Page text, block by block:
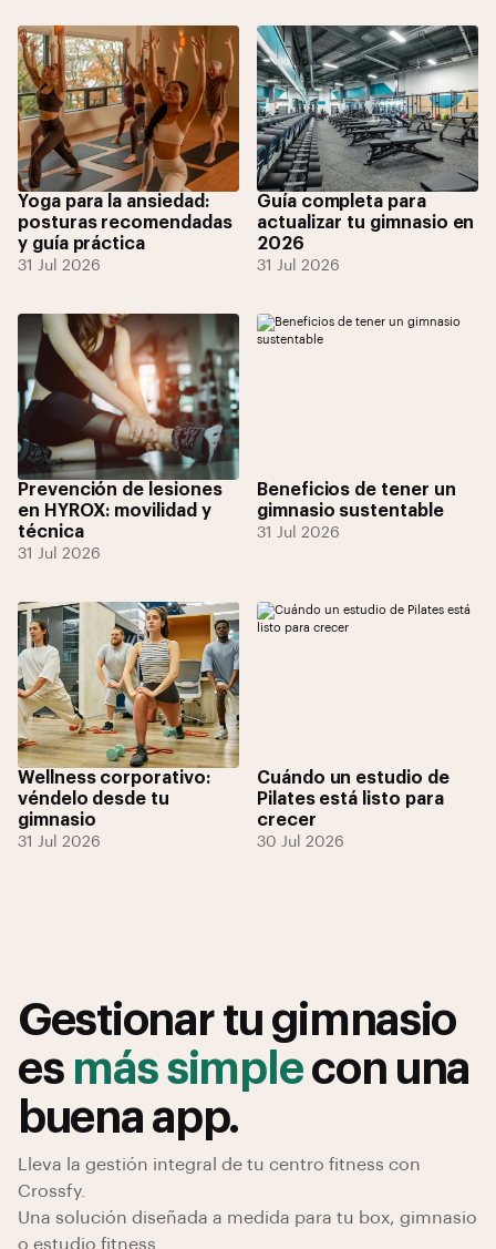
Yoga para la ansiedad:
posturas recomendadas
y guía práctica
31 Jul 2026
Guía completa para
actualizar tu gimnasio en
2026
31 Jul 2026
Prevención de lesiones
en HYROX: movilidad y
técnica
31 Jul 2026
Beneficios de tener un
gimnasio sustentable
31 Jul 2026
Wellness corporativo:
véndelo desde tu
gimnasio
31 Jul 2026
Cuándo un estudio de
Pilates está listo para
crecer
30 Jul 2026
Gestionar tu gimnasio
es más simplecon una
buena app.
Lleva la gestión integral de tu centro fitness con
Crossfy.
Una solución diseñada a medida para tu box, gimnasio
o estudio fitness.